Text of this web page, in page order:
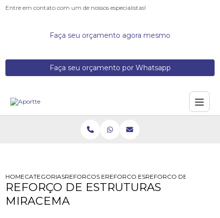
Entre em contato com um de nossos especialistas!
Faça seu orçamento agora mesmo
Faça seu orçamento por Whatsapp
HOMECATEGORIASREFORCOS ESTRUTURAISREFORCO ESTRUTURAL COM VIGA
REFORCO DE
REFORÇO DE ESTRUTURAS
MIRACEMA